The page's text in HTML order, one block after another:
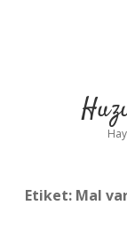
Etiket: Mal